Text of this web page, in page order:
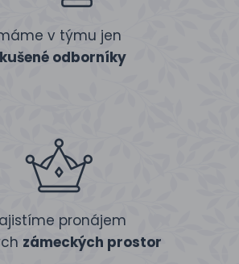
v týmu jen
odborníky
pronájem
zámeckých prostor